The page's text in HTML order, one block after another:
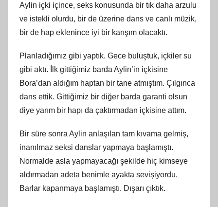
Aylin içki içince, seks konusunda bir tık daha arzulu
ve istekli olurdu, bir de üzerine dans ve canlı müzik,
bir de hap eklenince iyi bir karışım olacaktı.
Planladığımız gibi yaptık. Gece buluştuk, içkiler su
gibi aktı. İlk gittiğimiz barda Aylin’in içkisine
Bora’dan aldığım haptan bir tane atmıştım. Çılgınca
dans ettik. Gittiğimiz bir diğer barda garanti olsun
diye yarım bir hapı da çaktırmadan içkisine attım.
Bir süre sonra Aylin anlaşılan tam kıvama gelmiş,
inanılmaz seksi danslar yapmaya başlamıştı.
Normalde asla yapmayacağı şekilde hiç kimseye
aldırmadan adeta benimle ayakta sevişiyordu.
Barlar kapanmaya başlamıştı. Dışarı çıktık.